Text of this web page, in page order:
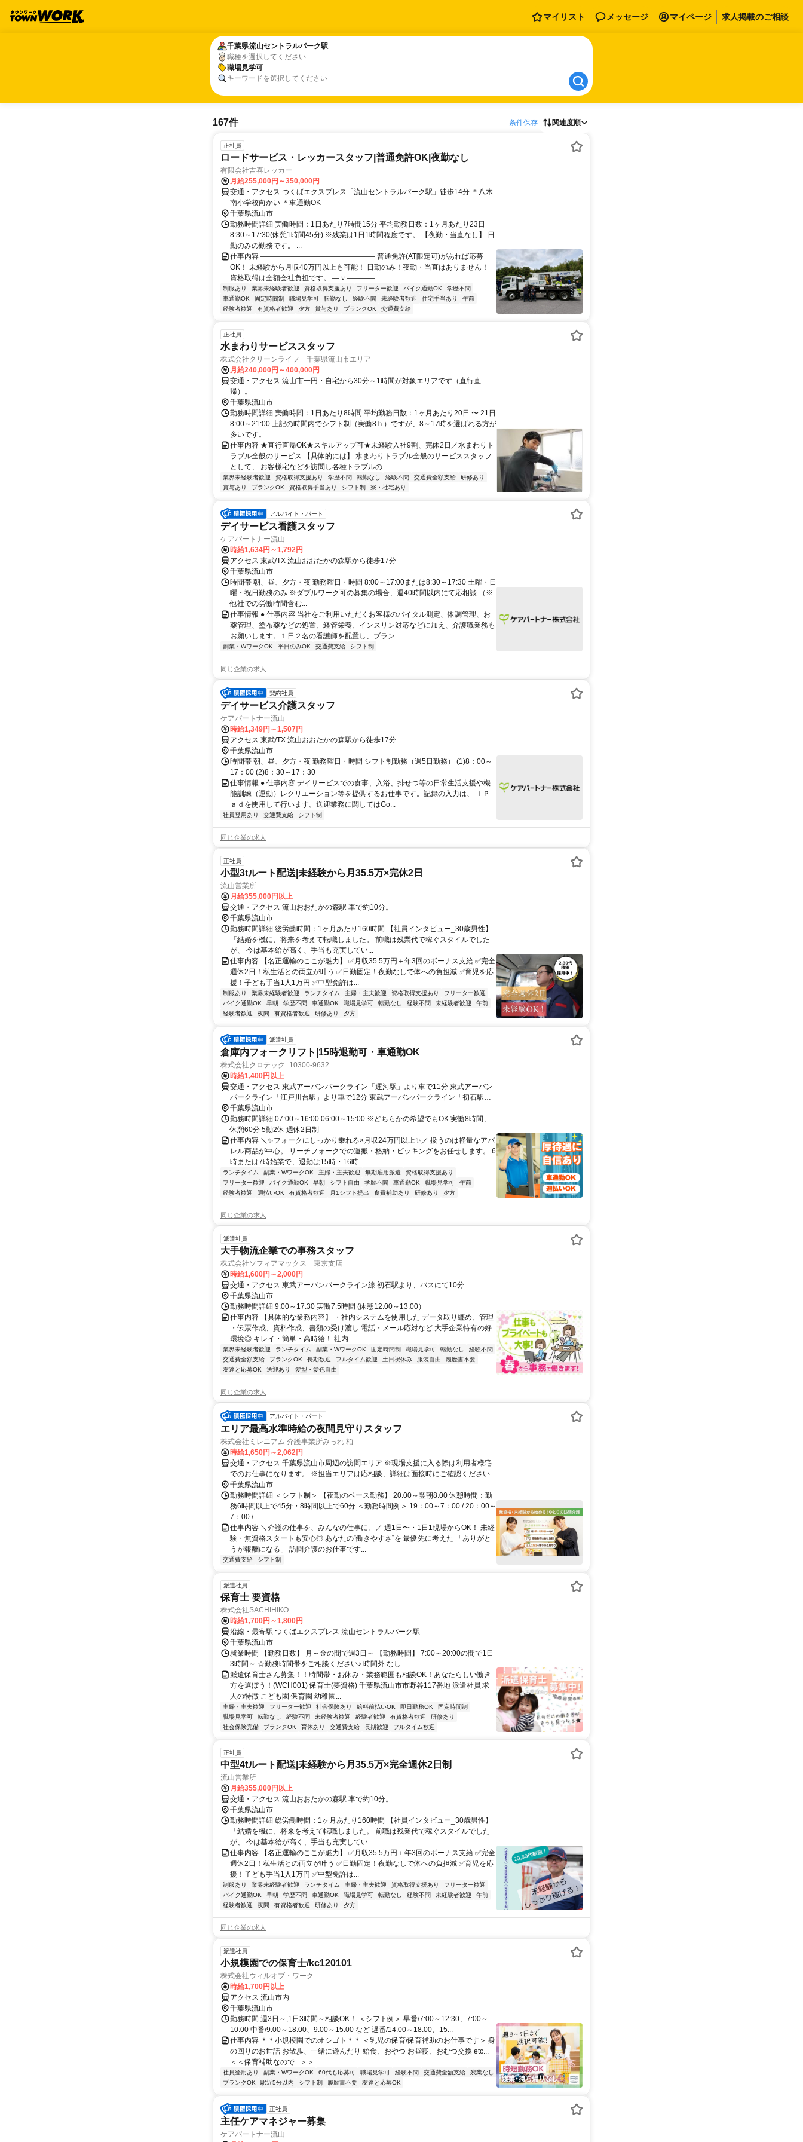
マイリスト メッセージ マイページ 求人掲載のご相談
千葉県流山セントラルパーク駅
職種を選択してください
職場見学可
キーワードを選択してください
千葉県流山セントラルパーク駅
職場見学可
167件 条件保存 関連度順
正社員
ロードサービス・レッカースタッフ|普通免許OK|夜勤なし
有限会社吉喜レッカー
月給255,000円～350,000円
交通・アクセス つくばエクスプレス「流山セントラルパーク駅」徒歩14分 ＊八木
南小学校向かい ＊車通勤OK
千葉県流山市
勤務時間詳細 実働時間：1日あたり7時間15分 平均勤務日数：1ヶ月あたり23日
8:30～17:30(休憩1時間45分) ※残業は1日1時間程度です。 【夜勤・当直なし】 日
勤のみの勤務です。 ...
仕事内容 ―――――――――――――――― 普通免許(AT限定可)があれば応募
OK！ 未経験から月収40万円以上も可能！ 日勤のみ！夜勤・当直はありません！
資格取得は全額会社負担です。 ―ｖ――――...
制服あり 業界未経験者歓迎 資格取得支援あり フリーター歓迎 バイク通勤OK
学歴不問
車通勤OK
固定時間制 職場見学可 転勤なし 経験不問 未経験者歓迎 住宅手当あり
午前
経験者歓迎
有資格者歓迎 夕方 賞与あり ブランクOK 交通費支給
正社員
水まわりサービススタッフ
株式会社クリーンライフ 千葉県流山市エリア
月給240,000円～400,000円
交通・アクセス 流山市一円・自宅から30分～1時間が対象エリアです（直行直
帰）。
千葉県流山市
勤務時間詳細 実働時間：1日あたり8時間 平均勤務日数：1ヶ月あたり20日 〜 21日
8:00～21:00 上記の時間内でシフト制（実働8ｈ）ですが、8～17時を選ばれる方が
多いです。
仕事内容 ★直行直帰OK★スキルアップ可★未経験入社9割、完休2日／水まわりト
ラブル全般のサービス 【具体的には】 水まわりトラブル全般のサービススタッフ
として、 お客様宅などを訪問し各種トラブルの...
業界未経験者歓迎 資格取得支援あり 学歴不問 転勤なし 経験不問 交通費全額支給
研修あり
賞与あり
ブランクOK 資格取得手当あり シフト制 寮・社宅あり
アルバイト・パート
デイサービス看護スタッフ
ケアパートナー流山
時給1,634円～1,792円
アクセス 東武/TX 流山おおたかの森駅から徒歩17分
千葉県流山市
時間帯 朝、昼、夕方・夜 勤務曜日・時間 8:00～17:00または8:30～17:30 土曜・日
曜・祝日勤務のみ ※ダブルワーク可の募集の場合、週40時間以内にて応相談 （※
他社での労働時間含む...
仕事情報 ● 仕事内容 当社をご利用いただくお客様のバイタル測定、体調管理、お
薬管理、塗布薬などの処置、経管栄養、インスリン対応などに加え、介護職業務も
お願いします。１日２名の看護師を配置し、ブラン...
副業・WワークOK 平日のみOK 交通費支給 シフト制
同じ企業の求人
契約社員
デイサービス介護スタッフ
ケアパートナー流山
時給1,349円～1,507円
アクセス 東武/TX 流山おおたかの森駅から徒歩17分
千葉県流山市
時間帯 朝、昼、夕方・夜 勤務曜日・時間 シフト制勤務（週5日勤務） (1)8：00～
17：00 (2)8：30～17：30
仕事情報 ● 仕事内容 デイサービスでの食事、入浴、排せつ等の日常生活支援や機
能訓練（運動）レクリエーション等を提供するお仕事です。記録の入力は、 ｉＰ
ａｄを使用して行います。送迎業務に関してはGo...
社員登用あり 交通費支給 シフト制
同じ企業の求人
正社員
小型3tルート配送|未経験から月35.5万×完休2日
流山営業所
月給355,000円以上
交通・アクセス 流山おおたかの森駅 車で約10分。
千葉県流山市
勤務時間詳細 総労働時間：1ヶ月あたり160時間 【社員インタビュー_30歳男性】
「結婚を機に、将来を考えて転職しました。 前職は残業代で稼ぐスタイルでした
が、 今は基本給が高く、手当も充実してい...
仕事内容 【名正運輸のここが魅力】 ✅月収35.5万円＋年3回のボーナス支給 ✅完全
週休2日！私生活との両立が叶う ✅日勤固定！夜勤なしで体への負担減 ✅育児を応
援！子ども手当1人1万円 ✅中型免許は...
制服あり 業界未経験者歓迎 ランチタイム 主婦・主夫歓迎 資格取得支援あり
フリーター歓迎
バイク通勤OK
早朝 学歴不問 車通勤OK 職場見学可 転勤なし 経験不問 未経験者歓迎
午前
経験者歓迎
夜間 有資格者歓迎 研修あり 夕方
派遣社員
倉庫内フォークリフト|15時退勤可・車通勤OK
株式会社クロテック_10300-9632
時給1,400円以上
交通・アクセス 東武アーバンパークライン「運河駅」より車で11分 東武アーバン
パークライン「江戸川台駅」より車で12分 東武アーバンパークライン「初石駅」
より車で14分
千葉県流山市
勤務時間詳細 07:00～16:00 06:00～15:00 ※どちらかの希望でもOK 実働8時間、
休憩60分 5勤2休 週休2日制
仕事内容 ＼✨フォークにしっかり乗れる×月収24万円以上✨／ 扱うのは軽量なアパ
レル商品が中心。 リーチフォークでの運搬・格納・ピッキングをお任せします。 6
時または7時始業で、退勤は15時・16時...
ランチタイム 副業・WワークOK 主婦・主夫歓迎 無期雇用派遣
資格取得支援あり
フリーター歓迎
バイク通勤OK 早朝 シフト自由 学歴不問 車通勤OK 職場見学可
午前
経験者歓迎
週払いOK 有資格者歓迎 月1シフト提出 食費補助あり 研修あり 夕方
同じ企業の求人
派遣社員
大手物流企業での事務スタッフ
株式会社ソフィアマックス 東京支店
時給1,600円～2,000円
交通・アクセス 東武アーバンパークライン線 初石駅より、バスにて10分
千葉県流山市
勤務時間詳細 9:00～17:30 実働7.5時間 (休憩12:00～13:00）
仕事内容 【具体的な業務内容】 ・社内システムを使用した データ取り纏め、管理
・伝票作成、資料作成、書類の受け渡し 電話・メール応対など 大手企業特有の好
環境◎ キレイ・簡単・高時給！ 社内...
業界未経験者歓迎 ランチタイム 副業・WワークOK 固定時間制 職場見学可 転勤なし
経験不問
交通費全額支給
ブランクOK 長期歓迎 フルタイム歓迎 土日祝休み 服装自由
履歴書不要
友達と応募OK
送迎あり 髪型・髪色自由
同じ企業の求人
アルバイト・パート
エリア最高水準時給の夜間見守りスタッフ
株式会社ミレニアム 介護事業所みっれ 柏
時給1,650円～2,062円
交通・アクセス 千葉県流山市周辺の訪問エリア ※現場支援に入る際は利用者様宅
でのお仕事になります。 ※担当エリアは応相談、詳細は面接時にご確認ください
千葉県流山市
勤務時間詳細 ＜シフト制＞ 【夜勤のベース勤務】 20:00～翌朝8:00 休憩時間：勤
務6時間以上で45分・8時間以上で60分 ＜勤務時間例＞ 19：00～7：00 / 20：00～
7：00 / ...
仕事内容 ＼介護の仕事を、みんなの仕事に。／ 週1日〜・1日1現場からOK！ 未経
験・無資格スタートも安心◎ あなたの“働きやすさ”を 最優先に考えた 「ありがと
うが報酬になる」 訪問介護のお仕事です...
交通費支給 シフト制
派遣社員
保育士 要資格
株式会社SACHIHIKO
時給1,700円～1,800円
沿線・最寄駅 つくばエクスプレス 流山セントラルパーク駅
千葉県流山市
就業時間 【勤務日数】 月～金の間で週3日～ 【勤務時間】 7:00～20:00の間で1日
3時間～ ☆勤務時間帯をご相談ください♪ 時間外 なし
派遣保育士さん募集！！時間帯・お休み・業務範囲も相談OK！あなたらしい働き
方を選ぼう！(WCH001) 保育士(要資格) 千葉県流山市市野谷117番地 派遣社員 求
人の特徴 こども園 保育園 幼稚園...
主婦・主夫歓迎 フリーター歓迎 社会保険あり 給料前払いOK 即日勤務OK
固定時間制
職場見学可
転勤なし 経験不問 未経験者歓迎 経験者歓迎 有資格者歓迎
研修あり
社会保険完備
ブランクOK 育休あり 交通費支給 長期歓迎 フルタイム歓迎
正社員
中型4tルート配送|未経験から月35.5万×完全週休2日制
流山営業所
月給355,000円以上
交通・アクセス 流山おおたかの森駅 車で約10分。
千葉県流山市
勤務時間詳細 総労働時間：1ヶ月あたり160時間 【社員インタビュー_30歳男性】
「結婚を機に、将来を考えて転職しました。 前職は残業代で稼ぐスタイルでした
が、 今は基本給が高く、手当も充実してい...
仕事内容 【名正運輸のここが魅力】 ✅月収35.5万円＋年3回のボーナス支給 ✅完全
週休2日！私生活との両立が叶う ✅日勤固定！夜勤なしで体への負担減 ✅育児を応
援！子ども手当1人1万円 ✅中型免許は...
制服あり 業界未経験者歓迎 ランチタイム 主婦・主夫歓迎 資格取得支援あり
フリーター歓迎
バイク通勤OK
早朝 学歴不問 車通勤OK 職場見学可 転勤なし 経験不問 未経験者歓迎
午前
経験者歓迎
夜間 有資格者歓迎 研修あり 夕方
同じ企業の求人
派遣社員
小規模園での保育士/kc120101
株式会社ウィルオブ・ワーク
時給1,700円以上
アクセス 流山市内
千葉県流山市
勤務時間 週3日～,1日3時間～相談OK！ ＜シフト例＞ 早番/7:00～12:30、7:00～
10:00 中番/9:00～18:00、9:00～15:00 など 遅番/14:00～18:00、15...
仕事内容 ＊＊小規模園でのオシゴト＊＊ ＜乳児の保育/保育補助のお仕事です＞ 身
の回りのお世話 お散歩、一緒に遊んだり 給食、おやつ お昼寝、おむつ交換 etc...
＜＜保育補助なので...＞＞ ...
社員登用あり 副業・WワークOK 60代も応募可 職場見学可 経験不問 交通費全額支給
残業なし
ブランクOK
駅近5分以内 シフト制 履歴書不要 友達と応募OK
正社員
主任ケアマネジャー募集
ケアパートナー流山